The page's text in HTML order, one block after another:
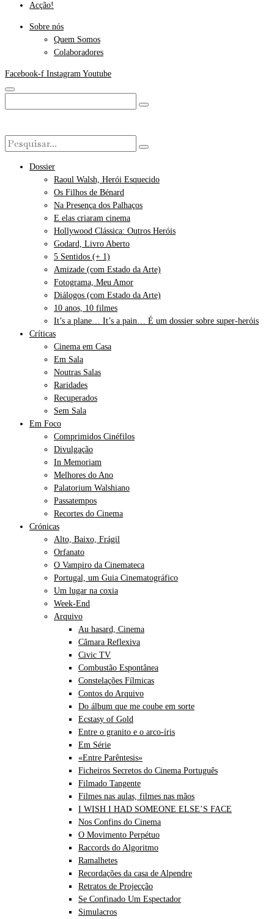
Acção!
Sobre nós
Quem Somos
Colaboradores
Facebook-f Instagram Youtube
Dossier
Raoul Walsh, Herói Esquecido
Os Filhos de Bénard
Na Presença dos Palhaços
E elas criaram cinema
Hollywood Clássica: Outros Heróis
Godard, Livro Aberto
5 Sentidos (+ 1)
Amizade (com Estado da Arte)
Fotograma, Meu Amor
Diálogos (com Estado da Arte)
10 anos, 10 filmes
It’s a plane… It’s a pain… É um dossier sobre super-heróis
Críticas
Cinema em Casa
Em Sala
Noutras Salas
Raridades
Recuperados
Sem Sala
Em Foco
Comprimidos Cinéfilos
Divulgação
In Memoriam
Melhores do Ano
Palatorium Walshiano
Passatempos
Recortes do Cinema
Crónicas
Alto, Baixo, Frágil
Orfanato
O Vampiro da Cinemateca
Portugal, um Guia Cinematográfico
Um lugar na coxia
Week-End
Arquivo
Au hasard, Cinema
Câmara Reflexiva
Civic TV
Combustão Espontânea
Constelações Fílmicas
Contos do Arquivo
Do álbum que me coube em sorte
Ecstasy of Gold
Entre o granito e o arco-íris
Em Série
«Entre Parêntesis»
Ficheiros Secretos do Cinema Português
Filmado Tangente
Filmes nas aulas, filmes nas mãos
I WISH I HAD SOMEONE ELSE’S FACE
Nos Confins do Cinema
O Movimento Perpétuo
Raccords do Algoritmo
Ramalhetes
Recordações da casa de Alpendre
Retratos de Projecção
Se Confinado Um Espectador
Simulacros